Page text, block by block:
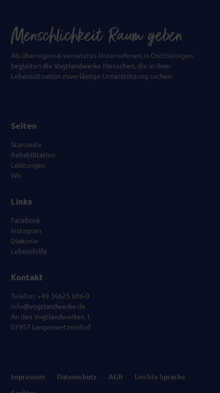
Als überregional vernetztes Unternehmen in Ostthüringen
begleiten die Vogtlandwerke Menschen, die in ihrer
Lebenssituation zuverlässige Unterstützung suchen.
Seiten
Startseite
Rehabilitation
Leistungen
Wir
Links
Facebook
Instagram
Diakonie
Lebenshilfe
Kontakt
Telefon: +49 36625 606-0
info@vogtlandwerke.de
An den Vogtlandwerken 1
07957 Langenwetzendorf
Impressum Datenschutz AGB
Leichte Sprache